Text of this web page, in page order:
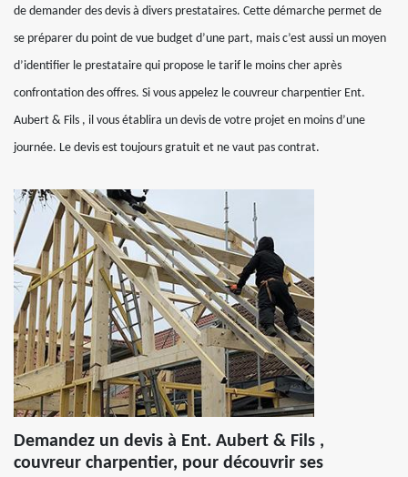
de demander des devis à divers prestataires. Cette démarche permet de
se préparer du point de vue budget d’une part, mais c’est aussi un moyen
d’identifier le prestataire qui propose le tarif le moins cher après
confrontation des offres. Si vous appelez le couvreur charpentier Ent.
Aubert & Fils , il vous établira un devis de votre projet en moins d’une
journée. Le devis est toujours gratuit et ne vaut pas contrat.
Demandez un devis à Ent. Aubert & Fils ,
couvreur charpentier, pour découvrir ses